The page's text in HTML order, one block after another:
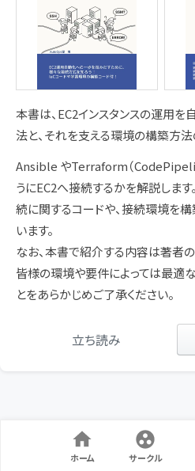
本書は、EC2インスタンスの運用
法と、それを支える環境の構築方法
Ansible やTerraform（
うにEC2へ接続するかを解説しま
続に関するコードや、接続環境を
います。
なお、本書で紹介する内容は著者
皆様の環境や要件によっては最適
とをあらかじめご了承ください。
立ち読み
ホーム サークル